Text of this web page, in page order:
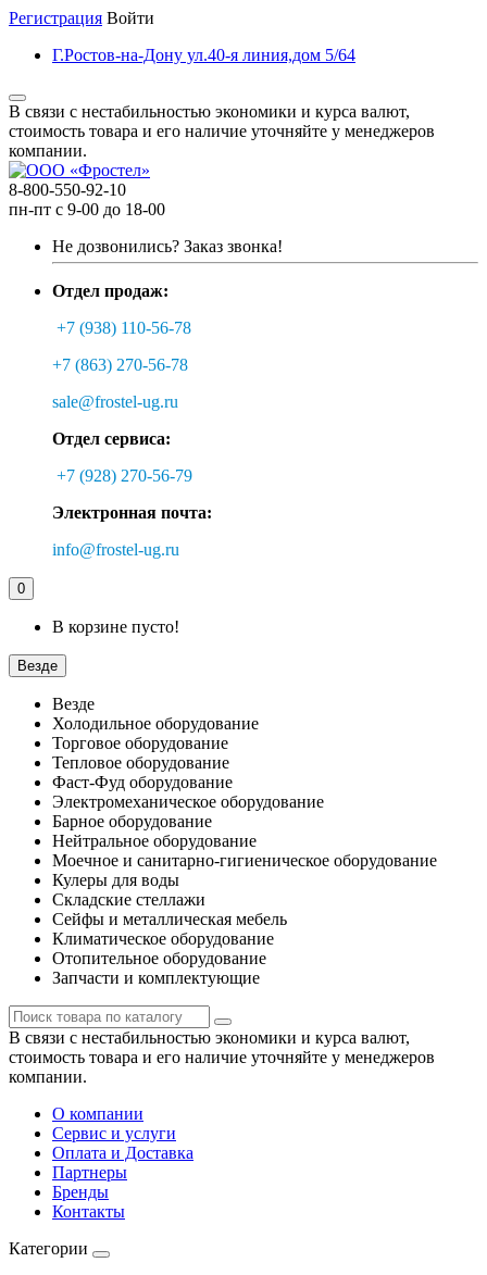
Регистрация Войти
Г.Ростов-на-Дону ул.40-я линия,дом 5/64
В связи с нестабильностью экономики и курса валют,
стоимость товара и его наличие уточняйте у менеджеров
компании.
8-800-550-92-10
пн-пт с 9-00 до 18-00
Не дозвонились? Заказ звонка!
Отдел продаж:
+7 (938) 110-56-78
+7 (863) 270-56-78
sale@frostel-ug.ru
Отдел сервиса:
+7 (928) 270-56-79
Электронная почта:
info@frostel-ug.ru
0
В корзине пусто!
Везде
Везде
Холодильное оборудование
Торговое оборудование
Тепловое оборудование
Фаст-Фуд оборудование
Электромеханическое оборудование
Барное оборудование
Нейтральное оборудование
Моечное и санитарно-гигиеническое оборудование
Кулеры для воды
Складские стеллажи
Сейфы и металлическая мебель
Климатическое оборудование
Отопительное оборудование
Запчасти и комплектующие
В связи с нестабильностью экономики и курса валют,
стоимость товара и его наличие уточняйте у менеджеров
компании.
О компании
Сервис и услуги
Оплата и Доставка
Партнеры
Бренды
Контакты
Категории